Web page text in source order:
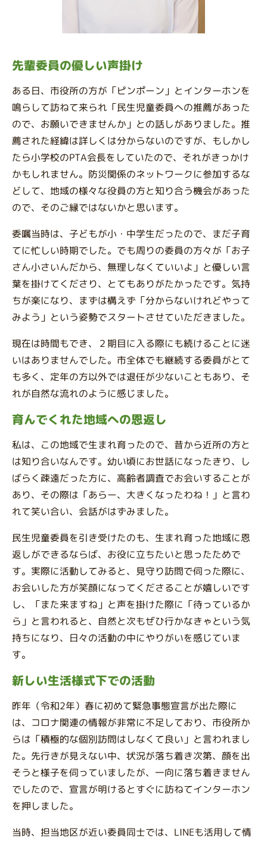
先輩委員の優しい声掛け
ある日、市役所の方が「ピンポーン」とインターホンを
鳴らして訪ねて来られ「民生児童委員への推薦があった
ので、お願いできませんか」との話しがありました。推
薦された経緯は詳しくは分からないのですが、もしかし
たら小学校のPTA会長をしていたので、それがきっかけ
かもしれません。防災関係のネットワークに参加するな
どして、地域の様々な役員の方と知り合う機会があった
ので、そのご縁ではないかと思います。
委嘱当時は、子どもが小・中学生だったので、まだ子育
てに忙しい時期でした。でも周りの委員の方々が「お子
さん小さいんだから、無理しなくていいよ」と優しい言
葉を掛けてくださり、とてもありがたかったです。気持
ちが楽になり、まずは構えず「分からないけれどやって
みよう」という姿勢でスタートさせていただきました。
現在は時間もでき、２期目に入る際にも続けることに迷
いはありませんでした。市全体でも継続する委員がとて
も多く、定年の方以外では退任が少ないこともあり、そ
れが自然な流れのように感じました。
育んでくれた地域への恩返し
私は、この地域で生まれ育ったので、昔から近所の方と
は知り合いなんです。幼い頃にお世話になったきり、し
ばらく疎遠だった方に、高齢者調査でお会いすることが
あり、その際は「あらー、大きくなったわね！」と言わ
れて笑い合い、会話がはずみました。
民生児童委員を引き受けたのも、生まれ育った地域に恩
返しができるならば、お役に立ちたいと思ったためで
す。実際に活動してみると、見守り訪問で伺った際に、
お会いした方が笑顔になってくださることが嬉しいです
し、「また来ますね」と声を掛けた際に「待っているか
ら」と言われると、自然と次もぜひ行かなきゃという気
持ちになり、日々の活動の中にやりがいを感じていま
す。
新しい生活様式下での活動
昨年（令和2年）春に初めて緊急事態宣言が出た際に
は、コロナ関連の情報が非常に不足しており、市役所か
らは「積極的な個別訪問はしなくて良い」と言われまし
た。先行きが見えない中、状況が落ち着き次第、顔を出
そうと様子を伺っていましたが、一向に落ち着きません
でしたので、宣言が明けるとすぐに訪ねてインターホン
を押しました。
当時、担当地区が近い委員同士では、LINEも活用して情